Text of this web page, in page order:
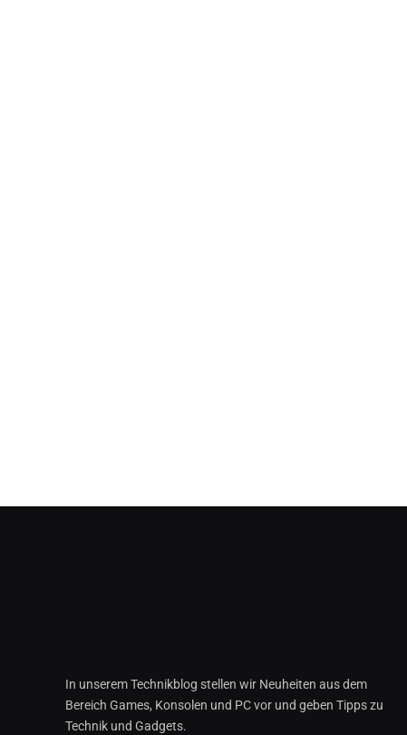
In unserem Technikblog stellen wir Neuheiten aus dem
Bereich Games, Konsolen und PC vor und geben Tipps zu
Technik und Gadgets.